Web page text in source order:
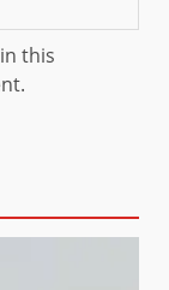
this